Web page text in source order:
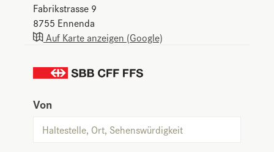
Fabrikstrasse 9
8755 Ennenda
Auf Karte anzeigen (Google)
Von